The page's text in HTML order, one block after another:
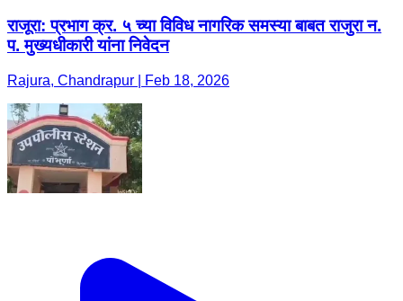
राजूरा: प्रभाग क्र. ५ च्या विविध नागरिक समस्या बाबत राजुरा न.
प. मुख्यधीकारी यांना निवेदन
Rajura, Chandrapur | Feb 18, 2026